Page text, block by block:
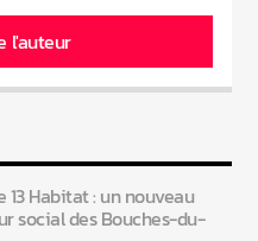
80
l'auteur
Habitat : un nouveau
social des Bouches-du-